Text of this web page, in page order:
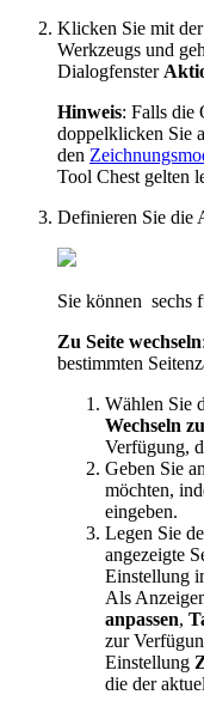
Klicken Sie mit der
Werkzeugs und
Dialogfenster
Hinweis: Falls die
doppelklicken Sie
den
Tool Chest gelten
Definieren Sie die
Sie können sechs
Zu Seite wechseln
bestimmten
Wählen Sie
Wechseln zu
Verfügung,
Geben Sie
möchten,
eingeben.
Legen Sie
angezeigte
Einstellung
Als
anpassen,
zur
Einstellung
die der